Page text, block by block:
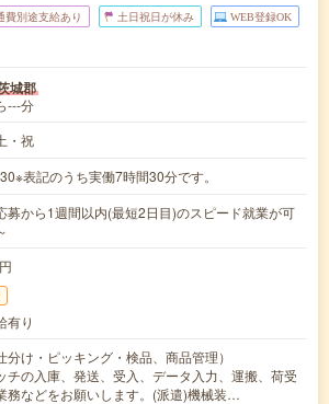
費別途支給あり 土日祝日が休み WEB登録OK
城郡
---分
・祝
表記のうち実働7時間30分です。
募から1週間以内(最短2日目)のスピード就業が可
有り
分け・ピッキング・検品、商品管理）
チの入庫、発送、受入、データ入力、運搬、荷受
務などをお願いします。(派遣)機械装…